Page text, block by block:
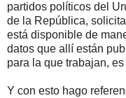
partidos políticos del
de la República,
está disponible de
datos que allí están
para la que trabajan,
Y con esto hago